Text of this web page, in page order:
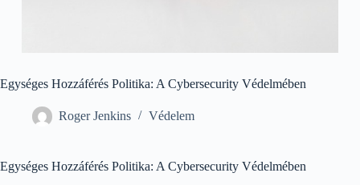
Egységes Hozzáférés Politika: A Cybersecurity Védelmében
Roger Jenkins Védelem
Egységes Hozzáférés Politika: A Cybersecurity Védelmében